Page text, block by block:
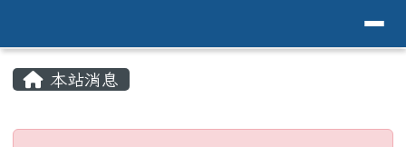
花蓮縣花蓮市中原國小全球資訊
本站消息